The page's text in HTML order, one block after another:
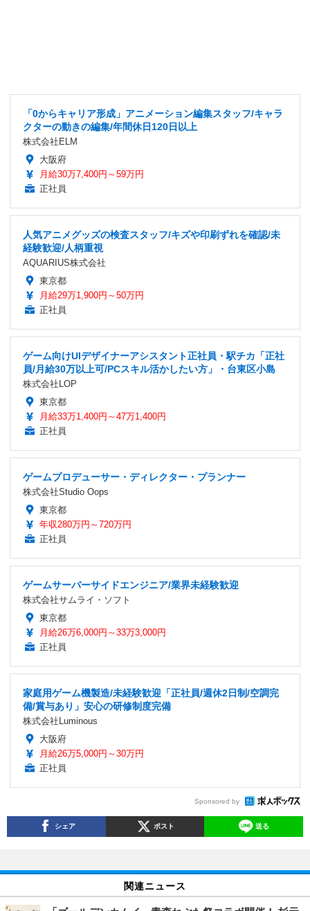
「0からキャリア形成」アニメーション編集スタッフ/キャラ
クターの動きの編集/年間休日120日以上
株式会社ELM
大阪府
月給30万7,400円～59万円
正社員
人気アニメグッズの検査スタッフ/キズや印刷ずれを確認/未
経験歓迎/人柄重視
AQUARIUS株式会社
東京都
月給29万1,900円～50万円
正社員
ゲーム向けUIデザイナーアシスタント正社員・駅チカ「正社
員/月給30万以上可/PCスキル活かしたい方」・台東区小島
株式会社LOP
東京都
月給33万1,400円～47万1,400円
正社員
ゲームプロデューサー・ディレクター・プランナー
株式会社Studio Oops
東京都
年収280万円～720万円
正社員
ゲームサーバーサイドエンジニア/業界未経験歓迎
株式会社サムライ・ソフト
東京都
月給26万6,000円～33万3,000円
正社員
家庭用ゲーム機製造/未経験歓迎「正社員/週休2日制/空調完
備/賞与あり」安心の研修制度完備
株式会社Luminous
大阪府
月給26万5,000円～30万円
正社員
Sponsored by
シェア ポスト 送る
関連ニュース